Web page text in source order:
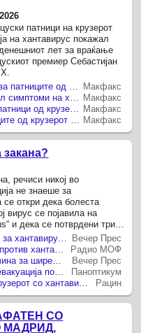
патници на крузерот
на хантавирус покажал
лет за враќање
премиер Себастијан
Макфакс
Макфакс
Макфакс
Макфакс
речиси никој во
не знаеше за
се откри дека болеста
вирус се појавила на
и дека се потврдени три
еден смртен исход, како и
Фармацевтите не се заинтересирани за хантавирусот: „Нашата кутија со алатки е речиси празна“
Вечер Прес
Научници 30 години бараат вакцина против хантавирусот што однесе животи на крузер
Радио МОФ
Глобалната суша може да биде причина за ширењето на хантавирусот
Вечер Прес
Хантавирус на крузерот „Хондиус“: евакуација под строги мерки и лекција за кревката безбедност на патувањата
Паноптикум
Шпанија ги евакуира патниците од крузерот со хантавирус, Европа ја следи ретката здравствена операција
Рацин
СО
МАДРИД,